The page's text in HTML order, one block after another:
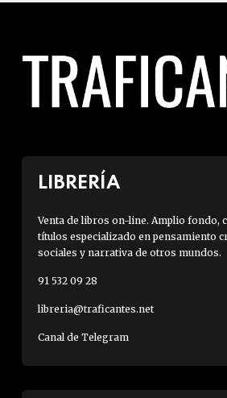
LIBRERÍA
Venta de libros on-line. Amplio fondo,
títulos especializado en pensamiento
sociales y narrativa de otros mundos.
91 532 09 28
libreria@traficantes.net
Canal de Telegram